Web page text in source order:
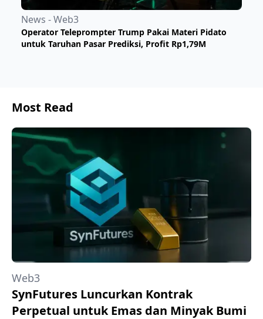
News - Web3
Operator Teleprompter Trump Pakai Materi Pidato
untuk Taruhan Pasar Prediksi, Profit Rp1,79M
Most Read
Web3
SynFutures Luncurkan Kontrak
Perpetual untuk Emas dan Minyak Bumi